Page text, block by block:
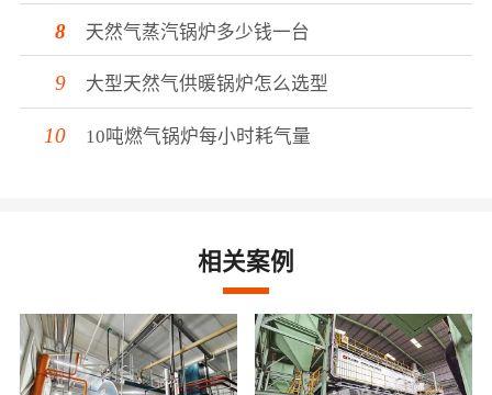
天然气蒸汽锅炉多少钱一台
大型天然气供暖锅炉怎么选型
10吨燃气锅炉每小时耗气量
相关案例